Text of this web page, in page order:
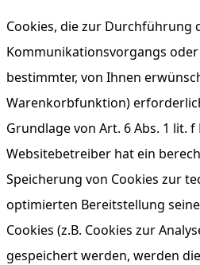
Cookies, die zur Durchführung
Kommunikationsvorgangs
bestimmter, von Ihnen
Warenkorbfunktion)
Grundlage von Art. 6 Abs. 1 lit.
Websitebetreiber hat ein
Speicherung von Cookies zur
optimierten Bereitstellung
Cookies (z.B. Cookies zur
gespeichert werden, werden